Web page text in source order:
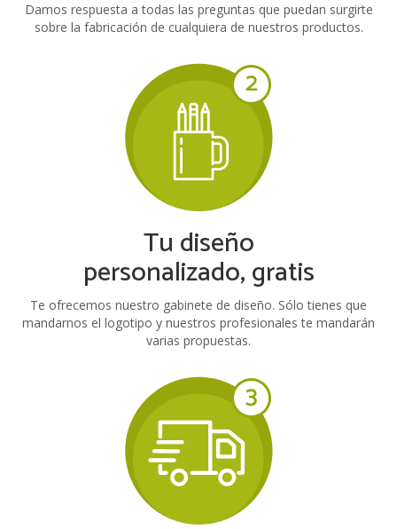
Damos respuesta a todas las preguntas que puedan surgirte
sobre la fabricación de cualquiera de nuestros productos.
Tu diseño
personalizado, gratis
Te ofrecemos nuestro gabinete de diseño. Sólo tienes que
mandarnos el logotipo y nuestros profesionales te mandarán
varias propuestas.